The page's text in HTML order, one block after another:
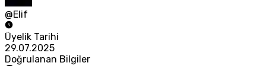
@Elif
Üyelik Tarihi
29.07.2025
Doğrulanan Bilgiler